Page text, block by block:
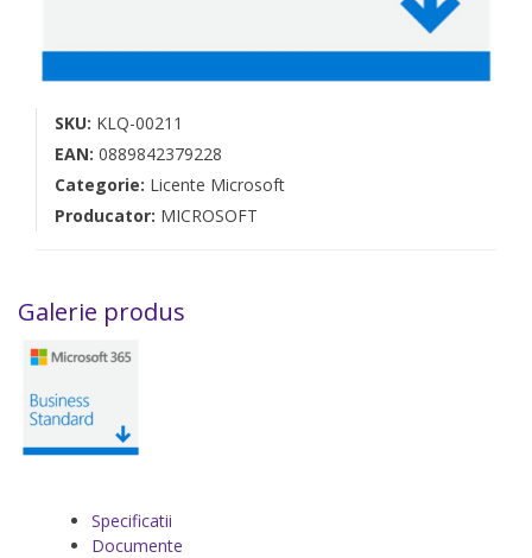
SKU: KLQ-00211
EAN: 0889842379228
Categorie: Licente Microsoft
Producator: MICROSOFT
Galerie produs
Specificatii
Documente